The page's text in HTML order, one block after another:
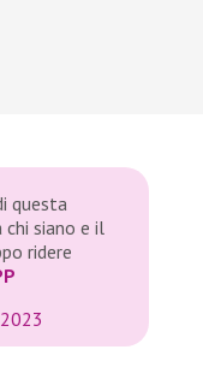
questa
siano e il
ridere